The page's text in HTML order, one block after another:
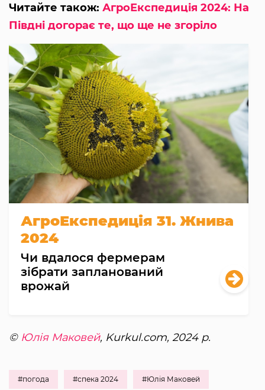
Читайте також: АгроЕкспедиція 2024: На
Півдні догорає те, що ще не згоріло
АгроЕкспедиція 31. Жнива
2024
Чи вдалося фермерам
зібрати запланований
врожай
© Юлія Маковей, Kurkul.com, 2024 р.
#погода #спека 2024 #Юлія Маковей